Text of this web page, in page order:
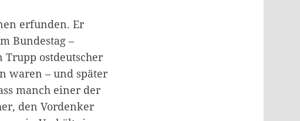
erfunden. Er
Bundestag –
ostdeutscher
waren – und später
manch einer der
den Vordenker